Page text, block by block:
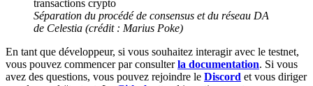
Séparation du procédé de consensus et du réseau DA
de Celestia (crédit : Marius Poke)
En tant que développeur, si vous souhaitez interagir avec le testnet,
vous pouvez commencer par consulterla documentation. Si vous
avez des questions, vous pouvez rejoindre le Discord et vous diriger